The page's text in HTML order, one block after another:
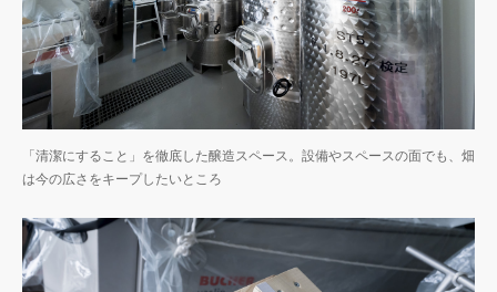
「清潔にすること」を徹底した醸造スペース。設備やスペースの面でも、畑
は今の広さをキープしたいところ